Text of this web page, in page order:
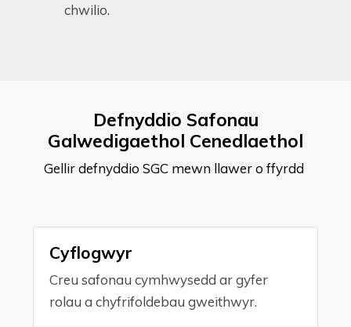
chwilio.
Defnyddio Safonau
Galwedigaethol Cenedlaethol
Gellir defnyddio SGC mewn llawer o ffyrdd
Cyflogwyr
Creu safonau cymhwysedd ar gyfer
rolau a chyfrifoldebau gweithwyr.